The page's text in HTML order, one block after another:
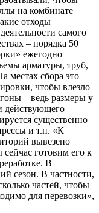
на комбинате
отходы
самого
– порядка 50
ежегодно
арматуры, труб,
местах сбора это
чтобы влезло
– ведь размеры у
действующего
существенно
и т.п. «К
вывезено
готовим его к
В
сезон. В частности,
частей, чтобы
для перевозки»,